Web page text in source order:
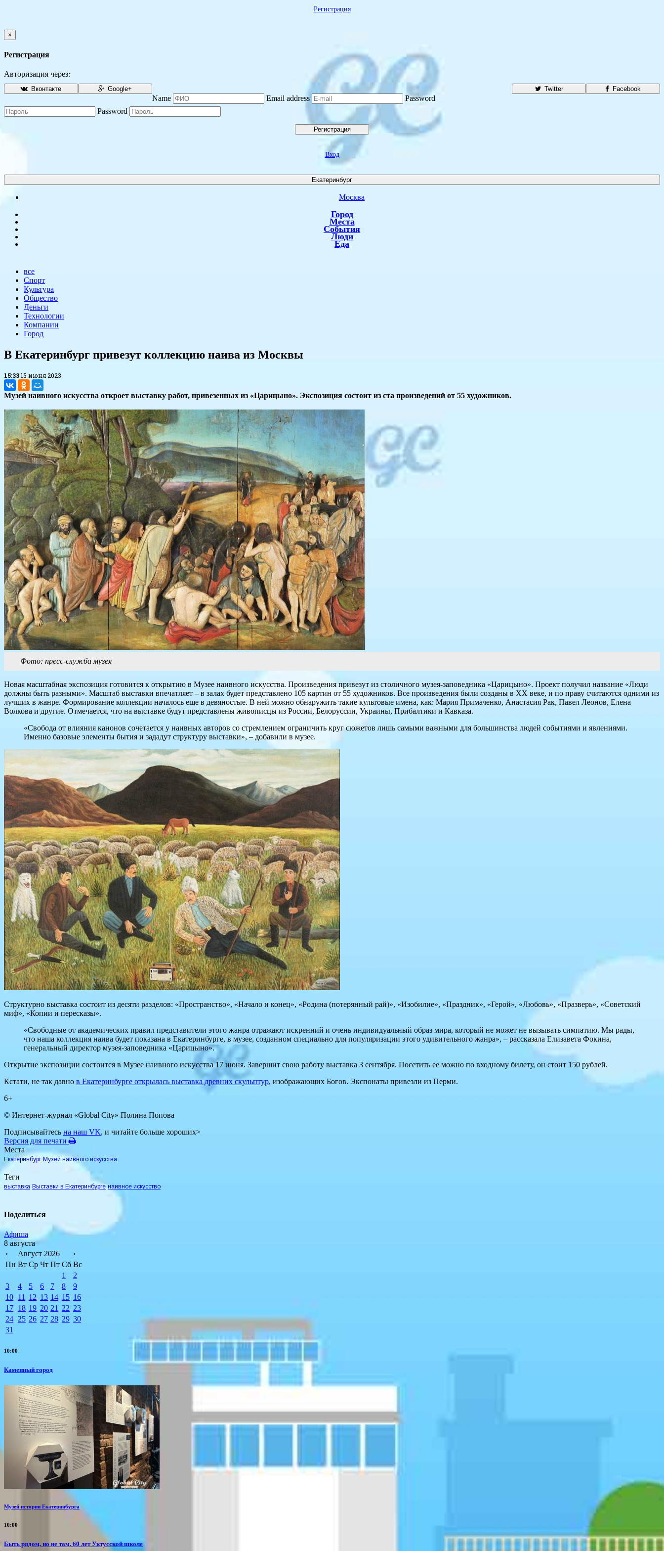
Регистрация
×
Регистрация
Авторизация через:
Facebook
Вконтакте Twitter
Google+
Name Email address
Password
Password
Регистрация
Вход
Екатеринбург
Москва
Город
Места
События
Люди
Еда
все
Спорт
Культура
Общество
Деньги
Технологии
Компании
Город
В Екатеринбург привезут коллекцию наива из Москвы
15:3315 июня 2023
Музей наивного искусства откроет выставку работ, привезенных из «Царицыно». Экспозиция состоит из ста произведений от 55 художников.
Фото: пресс-служба музея
Новая масштабная экспозиция готовится к открытию в Музее наивного искусства. Произведения привезут из столичного музея-заповедника «Царицыно». Проект получил название «Люди
должны быть разными». Масштаб выставки впечатляет – в залах будет представлено 105 картин от 55 художников. Все произведения были созданы в XX веке, и по праву считаются одними из
лучших в жанре. Формирование коллекции началось еще в девяностые. В ней можно обнаружить такие культовые имена, как: Мария Примаченко, Анастасия Рак, Павел Леонов, Елена
Волкова и другие. Отмечается, что на выставке будут представлены живописцы из России, Белоруссии, Украины, Прибалтики и Кавказа.
«Свобода от влияния канонов сочетается у наивных авторов со стремлением ограничить круг сюжетов лишь самыми важными для большинства людей событиями и явлениями.
Именно базовые элементы бытия и зададут структуру выставки», – добавили в музее.
Структурно выставка состоит из десяти разделов: «Пространство», «Начало и конец», «Родина (потерянный рай)», «Изобилие», «Праздник», «Герой», «Любовь», «Празверь», «Советский
миф», «Копии и пересказы».
«Свободные от академических правил представители этого жанра отражают искренний и очень индивидуальный образ мира, который не может не вызывать симпатию. Мы рады,
что наша коллекция наива будет показана в Екатеринбурге, в музее, созданном специально для популяризации этого удивительного жанра», – рассказала Елизавета Фокина,
генеральный директор музея-заповедника «Царицыно».
Открытие экспозиции состоится в Музее наивного искусства 17 июня. Завершит свою работу выставка 3 сентября. Посетить ее можно по входному билету, он стоит 150 рублей.
Кстати, не так давно в Екатеринбурге открылась выставка древних скульптур, изображающих Богов. Экспонаты привезли из Перми.
6+
© Интернет-журнал «Global City» Полина Попова
Подписывайтесь на наш VK, и читайте больше хороших>
Версия для печати
Места
Екатеринбург Музей наивного искусства
Теги
выставка Выставки в Екатеринбурге наивное искусство
Поделиться
Афиша
8 августа
‹
Август 2026
›
Пн Вт Ср Чт Пт Сб Вс
1
2
3
4 5 6 7 8
9
10 11 12 13 14 15 16
17 18 19 20 21 22 23
24 25 26 27 28 29 30
31
10:00
Каменный город
Музей истории Екатеринбурга
10:00
Быть рядом, но не там. 60 лет Уктусской школе